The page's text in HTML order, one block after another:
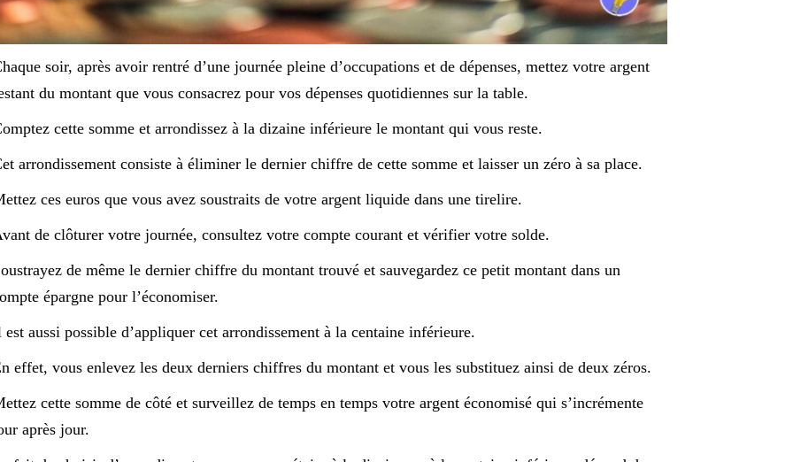
soir, après avoir rentré d’une journée pleine d’occupations et de dépenses, mettez votre argent
du montant que vous consacrez pour vos dépenses quotidiennes sur la table.
cette somme et arrondissez à la dizaine inférieure le montant qui vous reste.
arrondissement consiste à éliminer le dernier chiffre de cette somme et laisser un zéro à sa place.
ces euros que vous avez soustraits de votre argent liquide dans une tirelire.
de clôturer votre journée, consultez votre compte courant et vérifier votre solde.
de même le dernier chiffre du montant trouvé et sauvegardez ce petit montant dans un
épargne pour l’économiser.
est aussi possible d’appliquer cet arrondissement à la centaine inférieure.
effet, vous enlevez les deux derniers chiffres du montant et vous les substituez ainsi de deux zéros.
cette somme de côté et surveillez de temps en temps votre argent économisé qui s’incrémente
après jour.